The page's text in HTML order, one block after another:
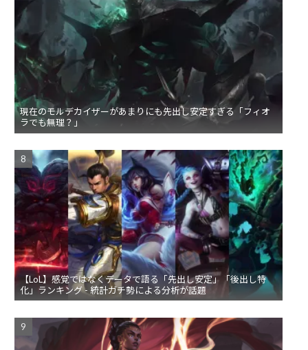
現在のモルデカイザーがあまりにも先出し安定すぎる「フィオ
ラでも無理？」
【LoL】感覚ではなくデータで語る「先出し安定」「後出し特
化」ランキング - 統計ガチ勢による分析が話題